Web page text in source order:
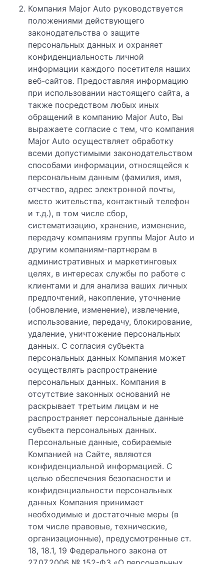
Компания Major Auto руководствуется
положениями действующего
законодательства о защите
персональных данных и охраняет
конфиденциальность личной
информации каждого посетителя наших
веб-сайтов. Предоставляя информацию
при использовании настоящего сайта, а
также посредством любых иных
обращений в компанию Major Auto, Вы
выражаете согласие с тем, что компания
Major Auto осуществляет обработку
всеми допустимыми законодательством
способами информации, относящейся к
персональным данным (фамилия, имя,
отчество, адрес электронной почты,
место жительства, контактный телефон
и т.д.), в том числе сбор,
систематизацию, хранение, изменение,
передачу компаниям группы Major Auto и
другим компаниям-партнерам в
административных и маркетинговых
целях, в интересах службы по работе с
клиентами и для анализа ваших личных
предпочтений, накопление, уточнение
(обновление, изменение), извлечение,
использование, передачу, блокирование,
удаление, уничтожение персональных
данных. С согласия субъекта
персональных данных Компания может
осуществлять распространение
персональных данных. Компания в
отсутствие законных оснований не
раскрывает третьим лицам и не
распространяет персональные данные
субъекта персональных данных.
Персональные данные, собираемые
Компанией на Сайте, являются
конфиденциальной информацией. С
целью обеспечения безопасности и
конфиденциальности персональных
данных Компания принимает
необходимые и достаточные меры (в
том числе правовые, технические,
организационные), предусмотренные ст.
18, 18.1, 19 Федерального закона от